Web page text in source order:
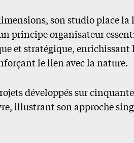
son studio place
principe organisateur
et stratégique, enrichissant
le lien avec la nature.
développés sur
illustrant son approche